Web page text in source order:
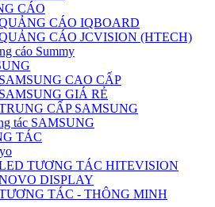
CÁO
CÁO IQBOARD
CÁO JCVISION (HTECH)
cáo Summy
CAO CẤP
GIÁ RẺ
CẤP SAMSUNG
tác SAMSUNG
TÁC
TƯƠNG TÁC HITEVISION
DISPLAY
TÁC - THÔNG MINH